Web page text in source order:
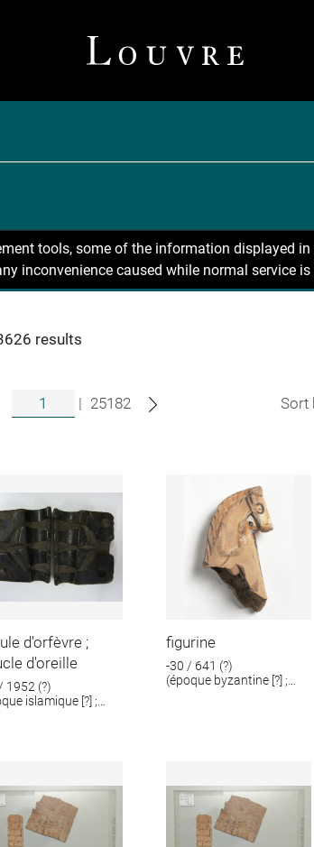
tools, some of the information displayed
inconvenience caused while normal service is
results
| 25182 Sort
d'orfèvre ;
d'oreille
1952 (?)
islamique [?] ;
figurine
-30 / 641 (?)
(époque byzantine [?] ;